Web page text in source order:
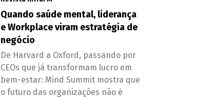
Quando saúde mental, liderança
e Workplace viram estratégia de
negócio
De Harvard a Oxford, passando por
CEOs que já transformam lucro em
bem-estar: Mind Summit mostra que
o futuro das organizações não é